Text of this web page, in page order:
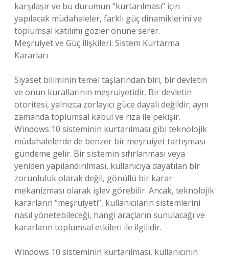
karşılaşır ve bu durumun “kurtarılması” için
yapılacak müdahaleler, farklı güç dinamiklerini ve
toplumsal katılımı gözler önüne serer.
Meşruiyet ve Güç İlişkileri: Sistem Kurtarma
Kararları
Siyaset biliminin temel taşlarından biri, bir devletin
ve onun kurallarının meşruiyetidir. Bir devletin
otoritesi, yalnızca zorlayıcı güce dayalı değildir; aynı
zamanda toplumsal kabul ve rıza ile pekişir.
Windows 10 sisteminin kurtarılması gibi teknolojik
müdahalelerde de benzer bir meşruiyet tartışması
gündeme gelir. Bir sistemin sıfırlanması veya
yeniden yapılandırılması, kullanıcıya dayatılan bir
zorunluluk olarak değil, gönüllü bir karar
mekanizması olarak işlev görebilir. Ancak, teknolojik
kararların “meşruiyeti”, kullanıcıların sistemlerini
nasıl yönetebileceği, hangi araçların sunulacağı ve
kararların toplumsal etkileri ile ilgilidir.
Windows 10 sisteminin kurtarılması, kullanıcının